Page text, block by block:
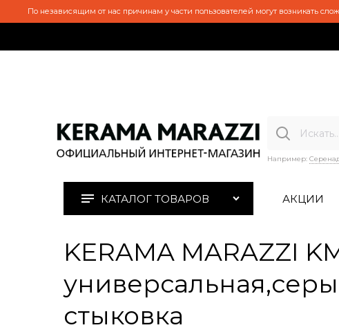
По независящим от нас причинам у части пользователей могут возникать
Например:
КАТАЛОГ ТОВАРОВ АКЦИИ
KERAMA MARAZZI
стыковка